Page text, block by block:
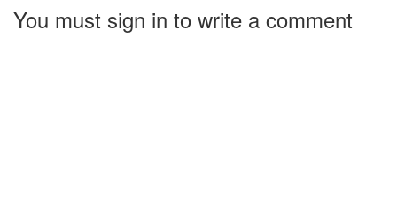
You must sign in to write a comment